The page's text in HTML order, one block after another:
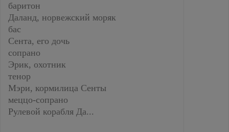
баритон
Даланд, норвежский моряк
бас
Сента, его дочь
сопрано
Эрик, охотник
тенор
Мэри, кормилица Сенты
меццо-сопрано
Рулевой корабля Да...